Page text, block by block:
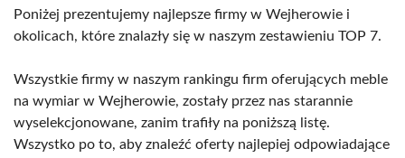
Poniżej prezentujemy najlepsze firmy w Wejherowie i
okolicach, które znalazły się w naszym zestawieniu TOP 7.
Wszystkie firmy w naszym rankingu firm oferujących meble
na wymiar w Wejherowie, zostały przez nas starannie
wyselekcjonowane, zanim trafiły na poniższą listę.
Wszystko po to, aby znaleźć oferty najlepiej odpowiadające